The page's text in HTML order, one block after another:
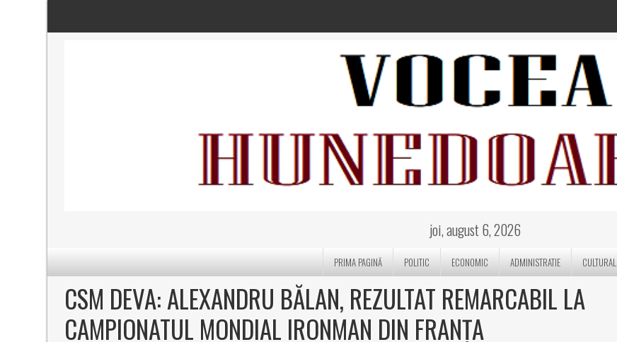
joi, august 6, 2026
PRIMA PAGINĂ POLITIC ECONOMIC ADMINISTRATIE CULTURAL
CSM DEVA: ALEXANDRU BĂLAN, REZULTAT REMARCABIL LA
CAMPIONATUL MONDIAL IRONMAN DIN FRANȚA